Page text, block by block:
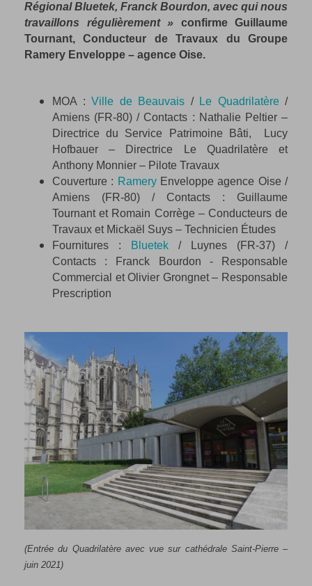
Régional Bluetek, Franck Bourdon, avec qui nous
travaillons régulièrement » confirme Guillaume
Tournant, Conducteur de Travaux du Groupe
Ramery Enveloppe – agence Oise.
MOA : Ville de Beauvais / Le Quadrilatère/
Amiens (FR-80) / Contacts : Nathalie Peltier –
Directrice du Service Patrimoine Bâti, Lucy
Hofbauer – Directrice Le Quadrilatère et
Anthony Monnier – Pilote Travaux
Couverture : Ramery Enveloppe agence Oise /
Amiens (FR-80) / Contacts : Guillaume
Tournant et Romain Corrège – Conducteurs de
Travaux et Mickaël Suys – Technicien Études
Fournitures :
Bluetek / Luynes (FR-37) /
Contacts : Franck Bourdon - Responsable
Commercial et Olivier Grongnet – Responsable
Prescription
(Entrée du Quadrilatère avec vue sur cathédrale Saint-Pierre –
juin 2021)